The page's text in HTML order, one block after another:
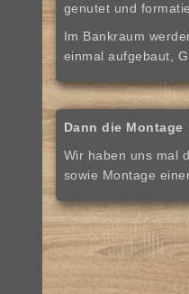
genutet und
Im Bankraum
einmal aufgebaut,
Dann die Montage
Wir haben uns mal
sowie Montage